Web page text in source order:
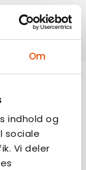
Om
indhold og
sociale
Vi deler